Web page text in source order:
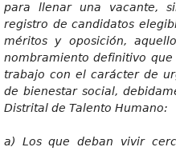
para llenar una vacante,
registro de candidatos
méritos y oposición,
nombramiento definitivo
trabajo con el carácter de
de bienestar social,
Distrital de Talento Humano:
a) Los que deban vivir